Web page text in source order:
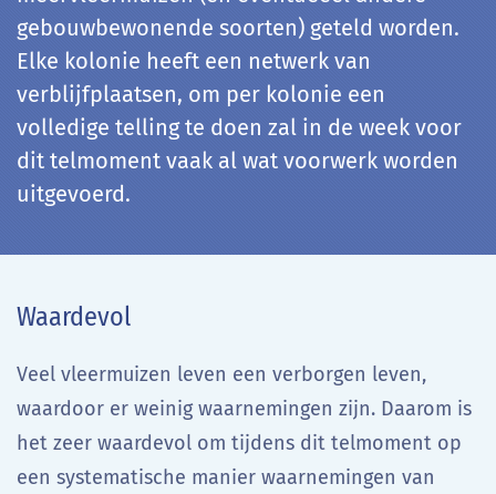
gebouwbewonende soorten) geteld worden.
Elke kolonie heeft een netwerk van
verblijfplaatsen, om per kolonie een
volledige telling te doen zal in de week voor
dit telmoment vaak al wat voorwerk worden
uitgevoerd.
Waardevol
Veel vleermuizen leven een verborgen leven,
waardoor er weinig waarnemingen zijn. Daarom is
het zeer waardevol om tijdens dit telmoment op
een systematische manier waarnemingen van